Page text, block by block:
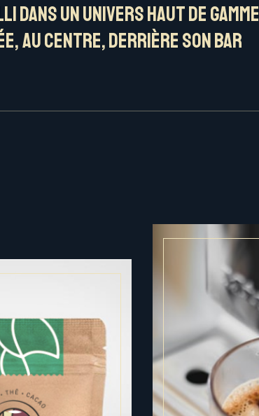
un univers haut de gamme
au centre, derrière son bar